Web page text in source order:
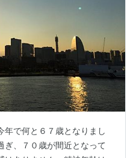
年で何と６７歳となりまし
ぎ、７０歳が間近となって